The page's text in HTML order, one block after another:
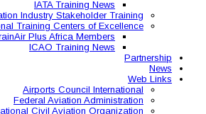
Aviation Industry
ICAO Regional Training
ICAO TrainAir Plus
International Civil